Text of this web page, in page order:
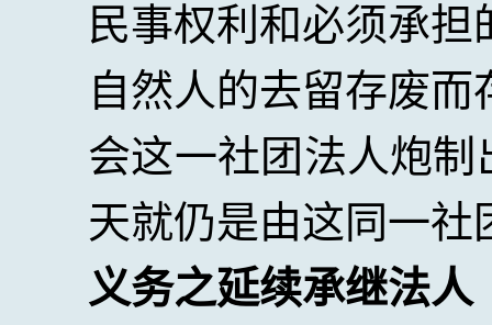
民事权利和必须承
自然人的去留存废
会这一社团法人炮制
天就仍是由这同一社
义务之延续承继法人